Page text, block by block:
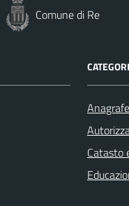
Comune di Re
Catasto